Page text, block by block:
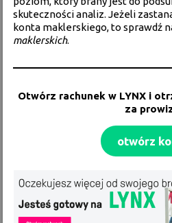
skuteczności analiz. Jeżeli
konta maklerskiego, to sprawdź
maklerskich.
Otwórz rachunek w LYNXi
za
otwórz